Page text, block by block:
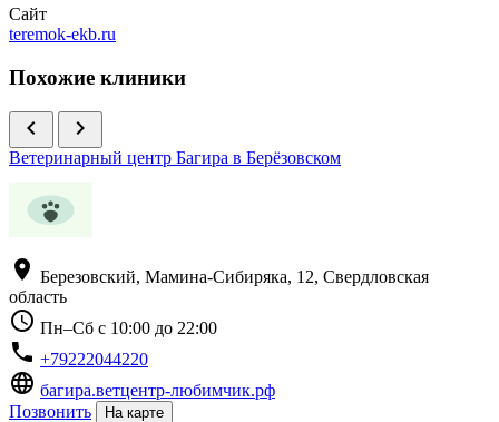
Сайт
teremok-ekb.ru
Похожие клиники
chevron_left chevron_right
Ветеринарный центр Багира в Берёзовском
location_on Березовский, Мамина-Сибиряка, 12, Свердловская
область
schedule Пн–Сб с 10:00 до 22:00
phone +79222044220
language багира.ветцентр-любимчик.рф
Позвонить
На карте